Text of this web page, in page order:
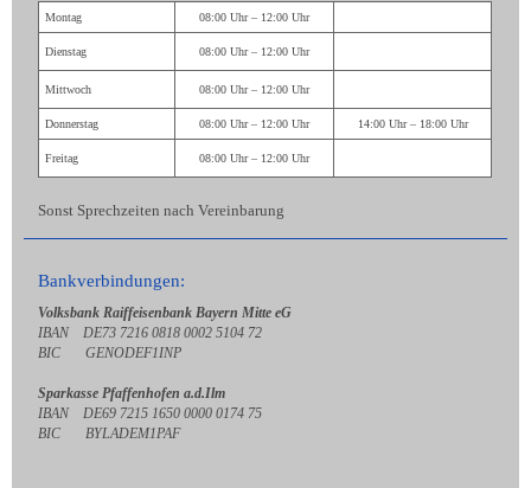
Montag 08:00 Uhr – 12:00 Uhr
Dienstag 08:00 Uhr – 12:00 Uhr
Mittwoch 08:00 Uhr – 12:00 Uhr
Donnerstag 08:00 Uhr – 12:00 Uhr 14:00 Uhr – 18:00 Uhr
Freitag 08:00 Uhr – 12:00 Uhr
Sonst Sprechzeiten nach Vereinbarung
Bankverbindungen:
Volksbank Raiffeisenbank Bayern Mitte eG
IBAN DE73 7216 0818 0002 5104 72
BIC GENODEF1INP
Sparkasse Pfaffenhofen a.d.Ilm
IBAN DE69 7215 1650 0000 0174 75
BIC BYLADEM1PAF